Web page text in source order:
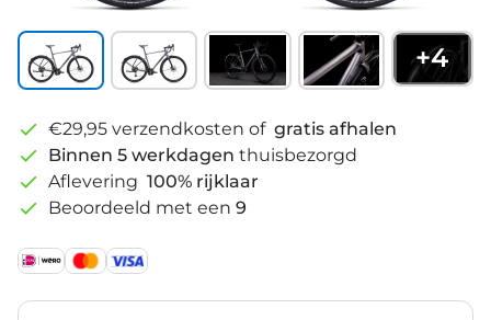
+4
€29,95 verzendkosten of gratis afhalen
Binnen 5 werkdagen thuisbezorgd
Aflevering 100% rijklaar
Beoordeeld met een 9